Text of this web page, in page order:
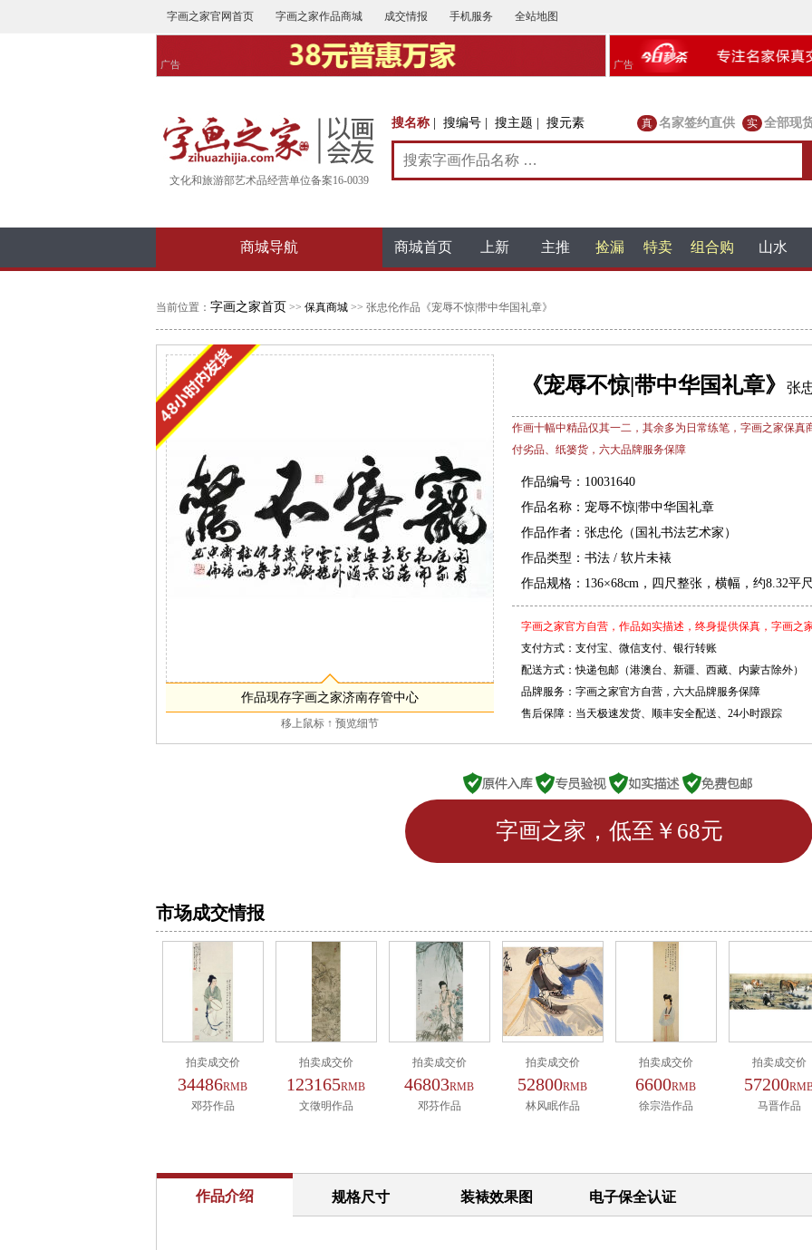
字画之家官网首页 字画之家作品商城 成交情报 手机服务 全站地图
广告 广告
文化和旅游部艺术品经营单位备案16-0039
搜名称 | 搜编号 | 搜主题 | 搜元素 真 名家签约直供 实 全部现
商城导航 商城首页 上新 主推 捡漏 特卖 组合购 山水
当前位置： 字画之家首页 >> 保真商城 >> 张忠伦作品《宠辱不惊|带中华国礼章》
作品现存字画之家济南存管中心
移上鼠标 ↑ 预览细节
《宠辱不惊|带中华国礼章》 张
作画十幅中精品仅其一二，其余多为日常练笔，字画之家保真
付劣品、纸篓货，六大品牌服务保障
作品编号：10031640
作品名称：宠辱不惊|带中华国礼章
作品作者：张忠伦（国礼书法艺术家）
作品类型：书法 / 软片未裱
作品规格：136×68cm，四尺整张，横幅，约8.32平
字画之家官方自营， 作品如实描述，终身提供保真，字画之
支付方式：支付宝、微信支付、银行转账
配送方式：快递包邮（港澳台、新疆、西藏、内蒙古除外）
品牌服务：字画之家官方自营，六大品牌服务保障
售后保障：当天极速发货、顺丰安全配送、24小时跟踪
字画之家，低至￥68元
市场成交情报
拍卖成交价
34486RMB
邓芬作品
拍卖成交价
123165RMB
文徵明作品
拍卖成交价
46803RMB
邓芬作品
拍卖成交价
52800RMB
林风眠作品
拍卖成交价
6600RMB
徐宗浩作品
拍卖成交价
57200
马晋作品
作品介绍 规格尺寸 装裱效果图 电子保全认证